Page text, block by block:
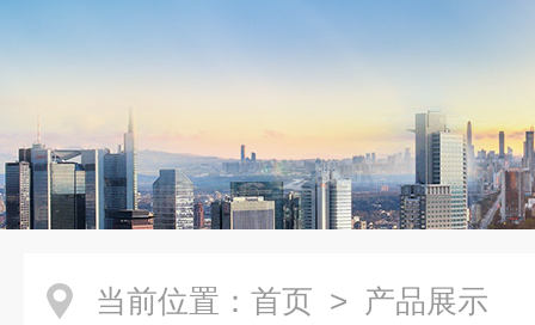
当前位置： 首页 > 产品展示